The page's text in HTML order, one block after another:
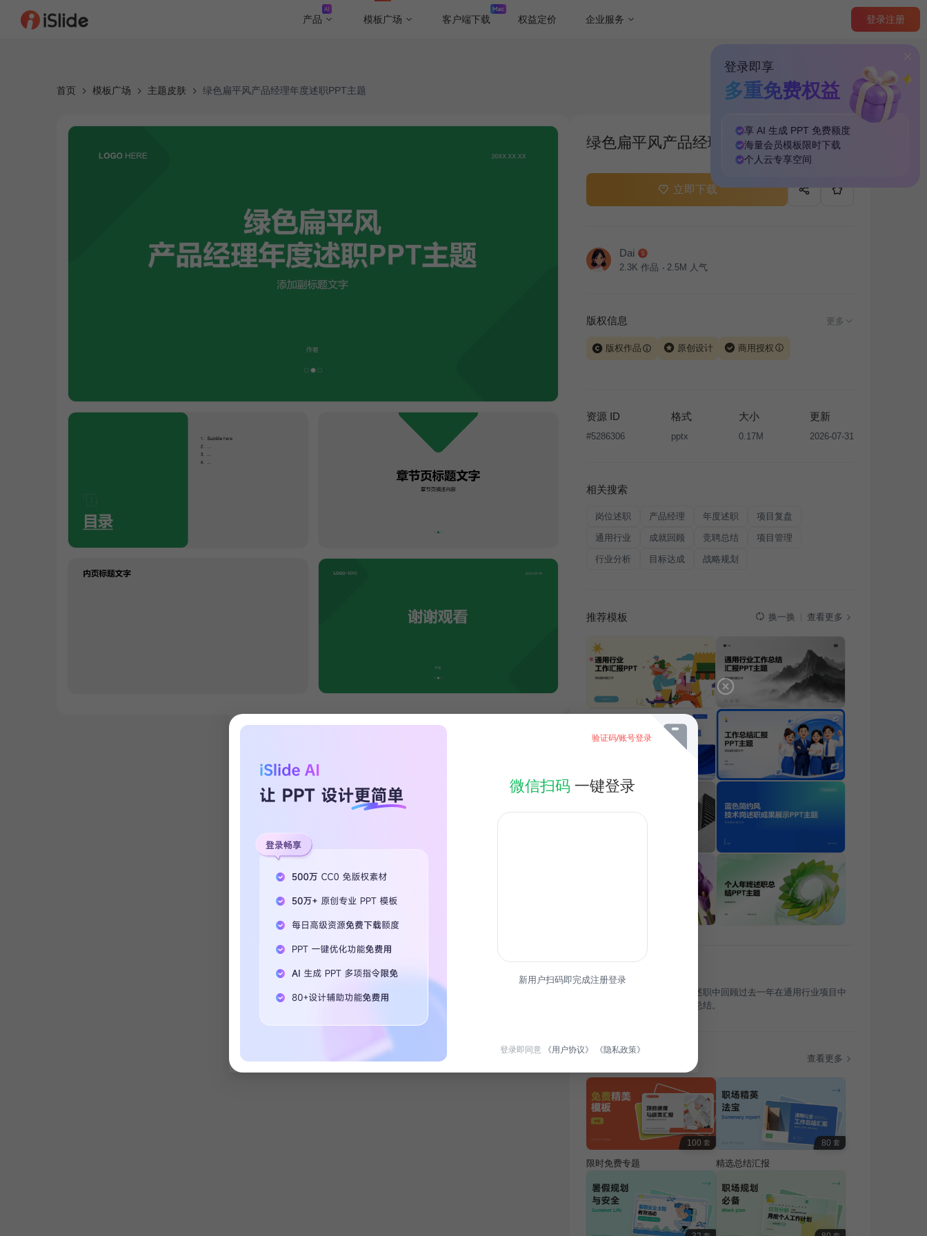
产品 模板广场 客户端下载 权益定价 企业服务 登录注册
登录即享
多重免费权益
享 AI 生成 PPT 免费额度
海量会员模板 限时下载
个人云专享空间
首页 模板广场 主题皮肤 绿色扁平风产品经理年度述职PPT主题
绿色扁平风产品经理年度述职PPT主题
立即下载
Dai
2.3K 作品 2.5M 人气
版权信息 更多
版权作品 原创设计 商用授权
让、出售或出租，未经投权许可任何人不得擅自转载和分发，否则
将接照我国著作权法的相关规定承担相应法律责任。
资源 ID
#5286306
格式
pptx
大小
0.17M
更新
2026-07-31
相关搜索
岗位述职 产品经理 年度述职 项目复盘
通用行业 成就回顾 竞聘总结 项目管理
行业分析 目标达成 战略规划
推荐模板 换一换 查看更多
作为产品经理，我将在年度述职中回顾过去一年在通用行业项目中
的成就，并对竞聘述职进行总结。
查看更多
100 套
限时免费专题
80 套
精选总结汇报
验证码/账号登录
微信扫码 一键登录
新用户扫码即完成注册登录
登录即同意 《用户协议》 《隐私政策》